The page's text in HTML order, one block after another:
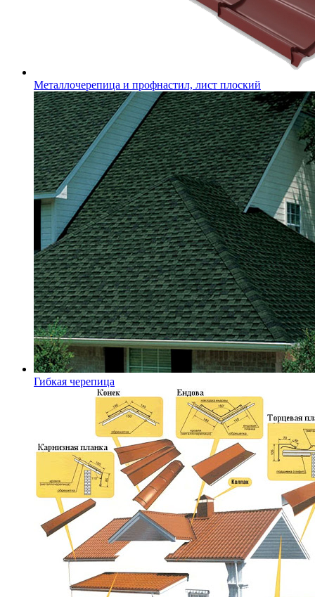
Металлочерепица и профнастил, лист плоский
Гибкая черепица